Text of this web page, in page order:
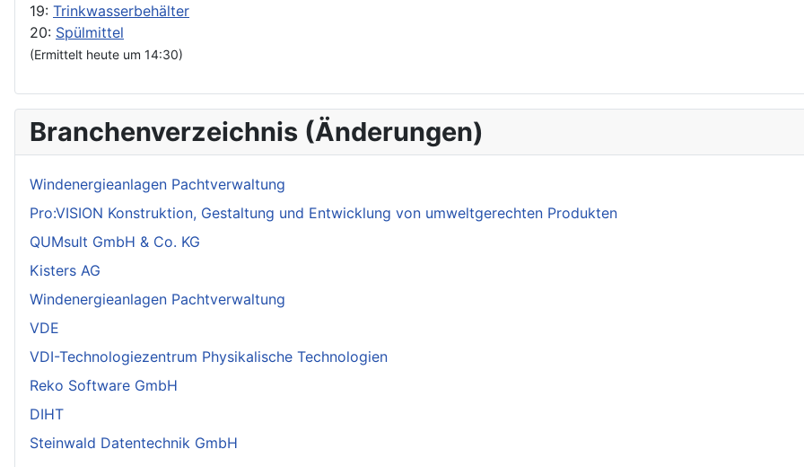
19: Trinkwasserbehälter
20: Spülmittel
(Ermittelt heute um 14:30)
Branchenverzeichnis (Änderungen)
Windenergieanlagen Pachtverwaltung
Pro:VISION Konstruktion, Gestaltung und Entwicklung von umweltgerechten Produkten
QUMsult GmbH & Co. KG
Kisters AG
Windenergieanlagen Pachtverwaltung
VDE
VDI-Technologiezentrum Physikalische Technologien
Reko Software GmbH
DIHT
Steinwald Datentechnik GmbH